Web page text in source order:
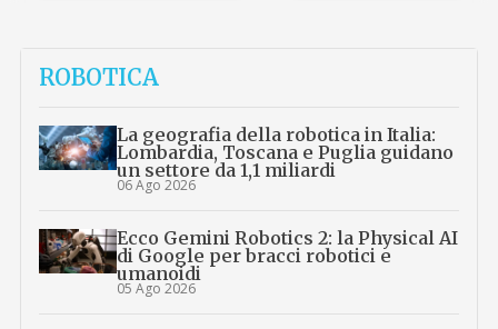
ROBOTICA
La geografia della robotica in Italia:
Lombardia, Toscana e Puglia guidano
un settore da 1,1 miliardi
06 Ago 2026
Ecco Gemini Robotics 2: la Physical AI
di Google per bracci robotici e
umanoidi
05 Ago 2026